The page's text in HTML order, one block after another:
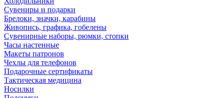
Сувениры и подарки
Брелоки, значки, карабины
Живопись, графика, гобелены
Сувенирные наборы, рюмки, стопки
Часы настенные
Макеты патронов
Чехлы для телефонов
Подарочные сертификаты
Тактическая медицина
Носилки